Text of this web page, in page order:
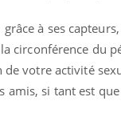
à ses
circonférence du
de votre activité
amis, si tant est
: